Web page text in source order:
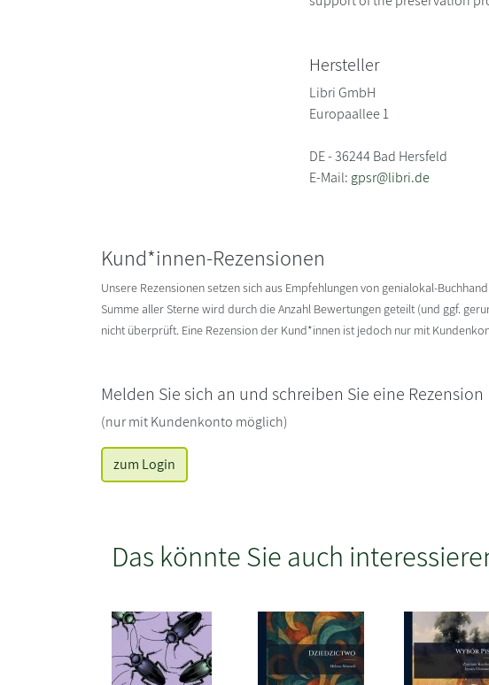
Hersteller
Libri GmbH
Europaallee 1
DE - 36244 Bad Hersfeld
E-Mail: gpsr@libri.de
Kund*innen-Rezensionen
Unsere Rezensionen setzen sich aus Empfehlungen von genialokal-
Summe aller Sterne wird durch die Anzahl Bewertungen geteilt (und ggf.
nicht überprüft. Eine Rezension der Kund*innen ist jedoch nur mit
Melden Sie sich an und schreiben Sie eine Rezension
(nur mit Kundenkonto möglich)
zum Login
Das könnte Sie auch